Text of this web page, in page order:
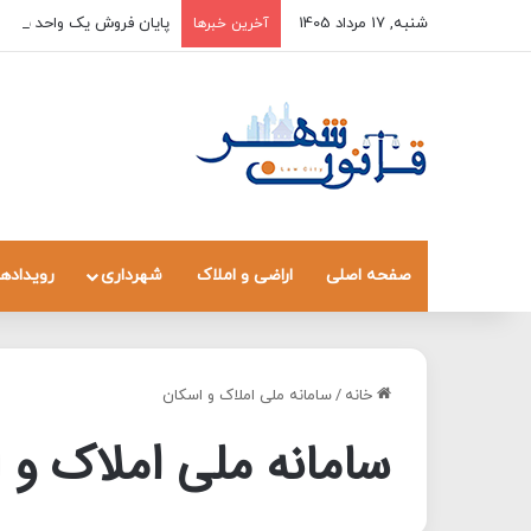
شنبه, 17 مرداد 1405 آخرین خبرها پایان فروش یک واحد به
صفحه اصلی اراضی و املاک شهرداری
خانه /سامانه ملی املاک و اسکان
سامانه ملی املاک